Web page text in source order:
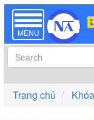
TOGGLE
NAVIGATION
MENU
Trang chủ